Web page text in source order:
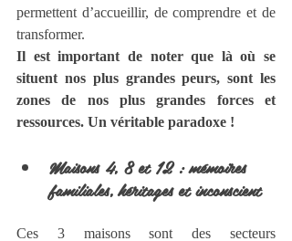
permettent d’accueillir, de comprendre et de
transformer.
Il est important de noter que là où se
situent nos plus grandes peurs, sont les
zones de nos plus grandes forces et
ressources. Un véritable paradoxe !
Maisons 4, 8 et 12 : mémoires
familiales, héritages et inconscient
Ces 3 maisons sont des secteurs